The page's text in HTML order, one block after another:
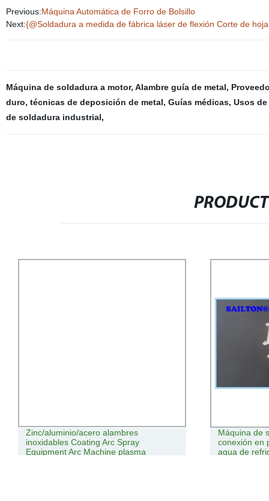
Previous:Máquina Automática de Forro de Bolsillo
Next:{@Soldadura a medida de fábrica láser de flexión Corte de
Máquina de soldadura a motor, Alambre guía de metal,
duro, técnicas de deposición de metal, Guías médicas, Usos
de soldadura industrial,
Zinc/aluminio/acero alambres
inoxidables Coating Arc Spray
Equipment Arc Machine plasma
Máquina de
conexión en
agua de